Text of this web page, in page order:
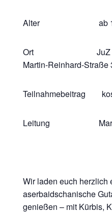
Alter ab 10
Ort JuZ im
Martin-Reinhard-Straße
Teilnahmebeitrag
Leitung Maryam
Wir laden euch herzlich
aserbaidschanische
genießen – mit Kürbis,